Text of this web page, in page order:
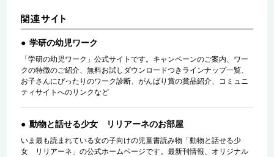
学研の幼児ワーク
「学研の幼児ワーク」公式サイトです。キャンペーンのご案内、ワー
クの特徴のご紹介、無料お試しダウンロードつきラインナップ一覧、
お子さんにぴったりのワーク診断、がんばり賞の賞品紹介、コミュニ
ティサイトへのリンクなど
動物と話せる少女 リリアーネのお部屋
いま最も読まれている女の子向けの児童書読み物「動物と話せる少
女 リリアーネ」の公式ホームページです。最新刊情報、オリジナル